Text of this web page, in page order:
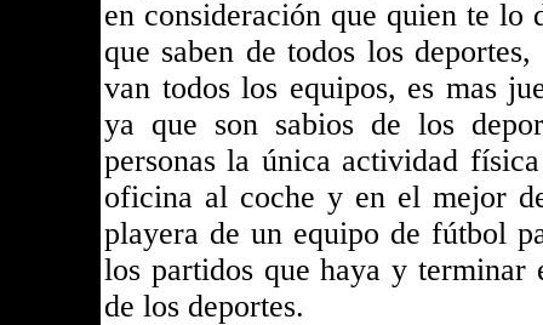
en consideración que quien te lo
que saben de todos los
van todos los equipos, es mas
ya que son sabios de los
personas la única actividad
oficina al coche y en el mejor
playera de un equipo de fútbol
los partidos que haya y terminar
de los deportes.